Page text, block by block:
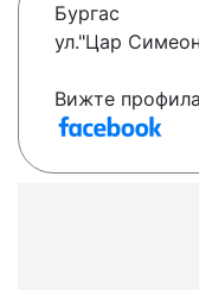
Бургас
ул."Цар
Вижте